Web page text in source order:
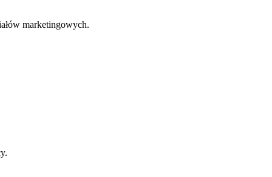
marketingowych.